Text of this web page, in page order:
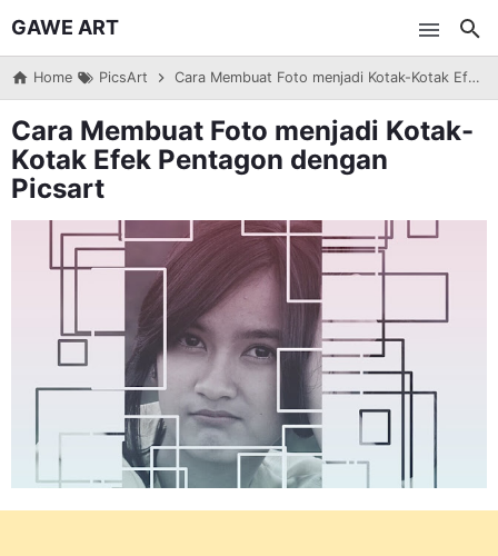
GAWE ART
Home PicsArt Cara Membuat Foto menjadi Kotak-Kotak Efek Pentagon dengan Picsart
Cara Membuat Foto menjadi Kotak-
Kotak Efek Pentagon dengan
Picsart